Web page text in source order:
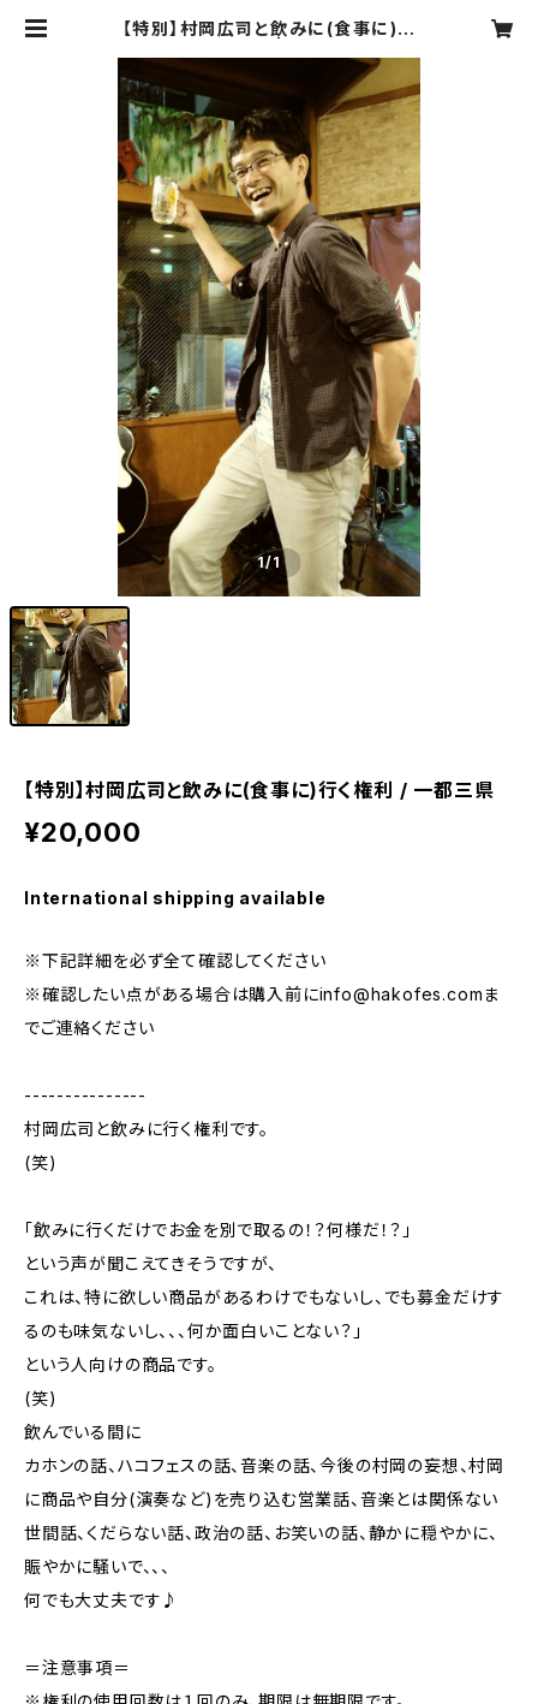
【特別】村岡広司と飲みに(食事に)行
1/1
【特別】村岡広司と飲みに(食事に)行く権利 / 一都三県
¥20,000
International shipping available
※下記詳細を必ず全て確認してください
※確認したい点がある場合は購入前にinfo@hakofes.comま
でご連絡ください
---------------
村岡広司と飲みに行く権利です。
(笑)
「飲みに行くだけでお金を別で取るの！？何様だ！？」
という声が聞こえてきそうですが、
これは、特に欲しい商品があるわけでもないし、でも募金だけす
るのも味気ないし、、、何か面白いことない？」
という人向けの商品です。
(笑)
飲んでいる間に
カホンの話、ハコフェスの話、音楽の話、今後の村岡の妄想、村岡
に商品や自分(演奏など)を売り込む営業話、音楽とは関係ない
世間話、くだらない話、政治の話、お笑いの話、静かに穏やかに、
賑やかに騒いで、、、
何でも大丈夫です♪
＝注意事項＝